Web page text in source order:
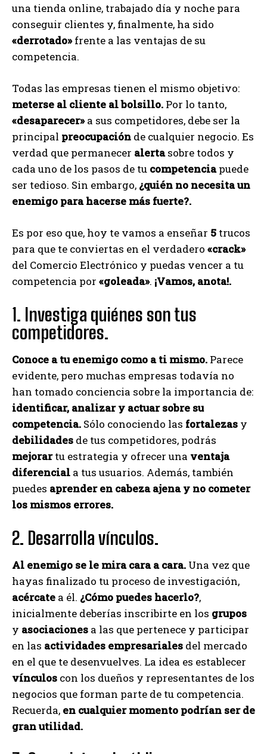
una tienda online, trabajado día y noche para
conseguir clientes y, finalmente, ha sido
«derrotado»frente a las ventajas de su
competencia.
Todas las empresas tienen el mismo objetivo:
meterse al cliente al bolsillo. Por lo tanto,
«desaparecer»a sus competidores, debe ser la
principal preocupación de cualquier negocio. Es
verdad que permanecer alertasobre todos y
cada uno de los pasos de tu competenciapuede
ser tedioso. Sin embargo, ¿quién no necesita un
enemigo para hacerse más fuerte?.
Es por eso que, hoy te vamos a enseñar 5 trucos
para que te conviertas en el verdadero «crack»
del Comercio Electrónico y puedas vencer a tu
competencia por «goleada». ¡Vamos, anota!.
1. Investiga quiénes son tus
competidores.
Conoce a tu enemigo como a ti mismo. Parece
evidente, pero muchas empresas todavía no
han tomado conciencia sobre la importancia de:
identificar, analizar y actuar sobre su
competencia. Sólo conociendo las fortalezas y
debilidades de tus competidores, podrás
mejorartu estrategia y ofrecer una ventaja
diferencial a tus usuarios. Además, también
puedes aprender en cabeza ajena y no cometer
los mismos errores.
2. Desarrolla vínculos.
Al enemigo se le mira cara a cara. Una vez que
hayas finalizado tu proceso de investigación,
acércate a él. ¿Cómo puedes hacerlo?,
inicialmente deberías inscribirte en los grupos
y asociaciones a las que pertenece y participar
en las actividades empresariales del mercado
en el que te desenvuelves. La idea es establecer
vínculos con los dueños y representantes de los
negocios que forman parte de tu competencia.
Recuerda, en cualquier momento podrían ser de
gran utilidad.